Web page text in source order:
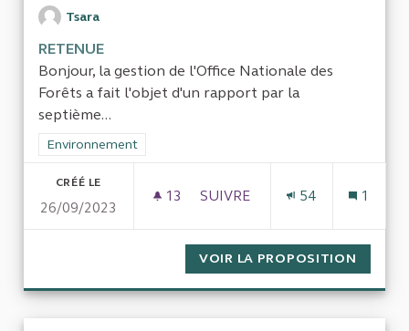
Tsara
RETENUE
Bonjour, la gestion de l'Office Nationale des
Forêts a fait l'objet d'un rapport par la
septième...
Filtrer les résultats de la catégorie : Environnement
Environnement
CRÉÉ LE
26/09/2023
13 13 ABONNÉS
SUIVRE
54 1
VOIR LA PROPOSITION